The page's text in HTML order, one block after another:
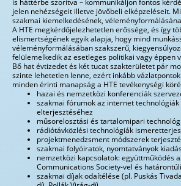
is háttérbe szorítva – kommunikáljon fontos
jelen nehézségeit illetve jövőbeli elképzeléseit.
szakmai kiemelkedésének,
A HTE megkérdőjelezhetetlen erőssége, és így
elismertségének egyik alapja, hogy mind
véleményformálásában szakszerű,
felülemelkedik az esetleges politikai vagy éppen
Bő hat évtizedet és két tucat szakterületet pár
szinte lehetetlen lenne, ezért inkább
minden érinti manapság a HTE tevékenységi
hazai és nemzetközi konferenciák
szakmai fórumok az internet
elterjesztéséhez
műsorelosztási és tartalomipari
rádiótávközlési technológiák
projektmenedzsment módszerek
szakmai folyóiratok, nyomtatványok
nemzetközi kapcsolatok: együttműködés
Communications Society-vel és
szakmai díjak odaítélése (pl. Puskás